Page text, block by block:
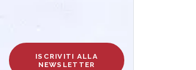
ISCRIVITI ALLA
NEWSLETTER